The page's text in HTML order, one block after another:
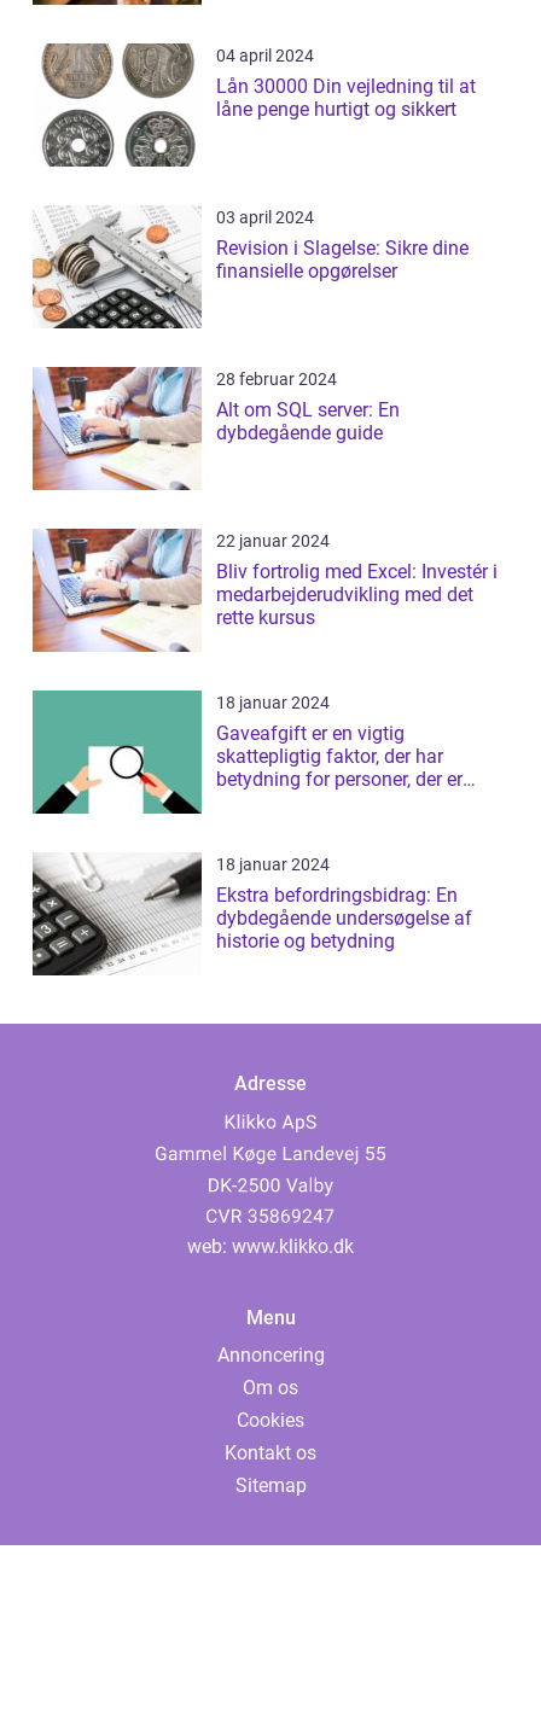
04 april 2024
Lån 30000 Din vejledning til at
låne penge hurtigt og sikkert
03 april 2024
Revision i Slagelse: Sikre dine
finansielle opgørelser
28 februar 2024
Alt om SQL server: En
dybdegående guide
22 januar 2024
Bliv fortrolig med Excel: Investér i
medarbejderudvikling med det
rette kursus
18 januar 2024
Gaveafgift er en vigtig
skattepligtig faktor, der har
betydning for personer, der er
18 januar 2024
Ekstra befordringsbidrag: En
dybdegående undersøgelse af
historie og betydning
Adresse
web: www.klikko.dk
Menu
Annoncering
Om os
Cookies
Kontakt os
Sitemap